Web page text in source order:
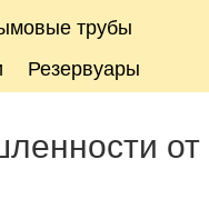
трубы
Резервуары
от